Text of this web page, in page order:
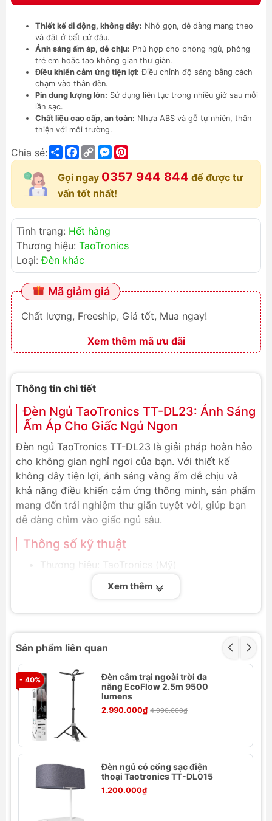
Thiết kế di động, không dây: Nhỏ gọn, dễ dàng mang theo
và đặt ở bất cứ đâu.
Ánh sáng ấm áp, dễ chịu: Phù hợp cho phòng ngủ, phòng
trẻ em hoặc tạo không gian thư giãn.
Điều khiển cảm ứng tiện lợi: Điều chỉnh độ sáng bằng cách
chạm vào thân đèn.
Pin dung lượng lớn: Sử dụng liên tục trong nhiều giờ sau mỗi
lần sạc.
Chất liệu cao cấp, an toàn: Nhựa ABS và gỗ tự nhiên, thân
thiện với môi trường.
Chia sẻ: ShareFacebook
Copy
Link
Messenger
Gọi ngay 0357 944 844 để được tư
vấn tốt nhất!
Tình trạng: Hết hàng
Thương hiệu: TaoTronics
Loại:Đèn khác
Mã giảm giá
Chất lượng, Freeship, Giá tốt, Mua ngay!
Xem thêm mã ưu đãi
Thông tin chi tiết
Đèn Ngủ TaoTronics TT-DL23: Ánh Sáng
Ấm Áp Cho Giấc Ngủ Ngon
Đèn ngủ TaoTronics TT-DL23 là giải pháp hoàn hảo
cho không gian nghỉ ngơi của bạn. Với thiết kế
không dây tiện lợi, ánh sáng vàng ấm dễ chịu và
khả năng điều khiển cảm ứng thông minh, sản phẩm
mang đến trải nghiệm thư giãn tuyệt vời, giúp bạn
dễ dàng chìm vào giấc ngủ sâu.
Thông số kỹ thuật
Thương hiệu: TaoTronics (Mỹ)
Model: TT-DL23
Công suất: 6W Max
Điều khiển: Cảm ứng chạm
Pin: 4000mAh
Trọng lượng: 490g
Kích thước: 27 x 11 x 11 cm
Bộ sản phẩm:
1 x Đèn ngủ TaoTronics TT-DL23
1 x Cáp sạc Micro-USB
1 x Hướng dẫn sử dụng
Bảo hành: 12 tháng toàn quốc
Tính năng nổi bật
Xem thêm
Sản phẩm liên quan
- 40%
Đèn cắm trại ngoài trời đa
năng EcoFlow 2.5m 9500
lumens
2.990.000₫ 4.990.000₫
Đèn ngủ có cổng sạc điện
thoại Taotronics TT-DL015
1.200.000₫